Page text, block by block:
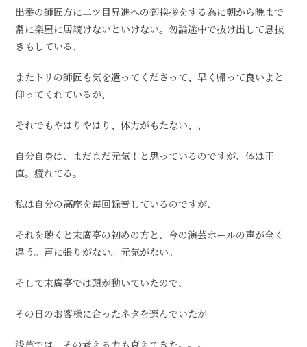
出番の師匠方に二ツ目昇進への御挨拶をする為に朝から晩まで
常に楽屋に居続けないといけない。勿論途中で抜け出して息抜
きもしている、
またトリの師匠も気を遣ってくださって、早く帰って良いよと
仰ってくれているが、
それでもやはりやはり、体力がもたない、、
自分自身は、まだまだ元気！と思っているのですが、体は正
直。疲れてる。
私は自分の高座を毎回録音しているのですが、
それを聴くと末廣亭の初めの方と、今の演芸ホールの声が全く
違う。声に張りがない。元気がない。
そして末廣亭では頭が動いていたので、
その日のお客様に合ったネタを選んでいたが
浅草では、その考える力も衰えてきた。。。